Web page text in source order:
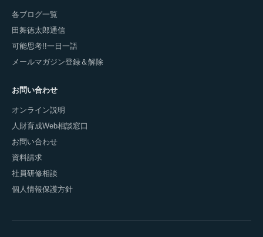
各ブログ一覧
田舞徳太郎通信
可能思考!!一日一語
メールマガジン登録＆解除
お問い合わせ
オンライン説明
人財育成Web相談窓口
お問い合わせ
資料請求
社員研修相談
個人情報保護方針